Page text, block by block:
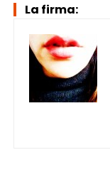
La firma: